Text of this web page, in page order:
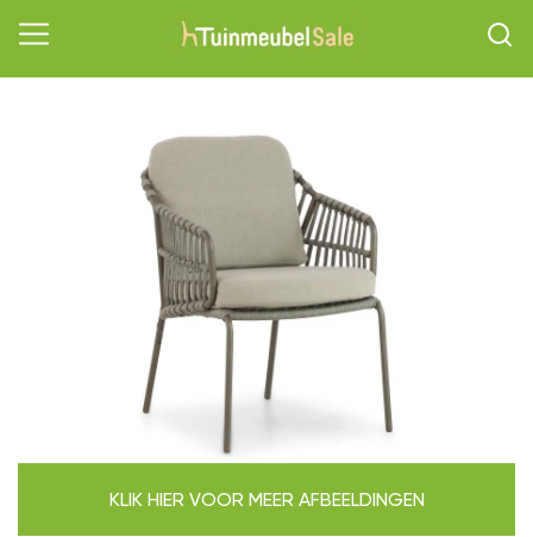
KLIK HIER VOOR MEER AFBEELDINGEN